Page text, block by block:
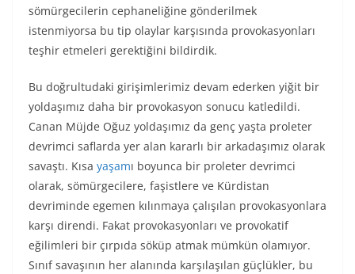
sömürgecilerin cephaneliğine gönderilmek
istenmiyorsa bu tip olaylar karşısında provokasyonları
teşhir etmeleri gerektiğini bildirdik.
Bu doğrultudaki girişimlerimiz devam ederken yiğit bir
yoldaşımız daha bir provokasyon sonucu katledildi.
Canan Müjde Oğuz yoldaşımız da genç yaşta proleter
devrimci saflarda yer alan kararlı bir arkadaşımız olarak
savaştı. Kısa yaşamı boyunca bir proleter devrimci
olarak, sömürgecilere, faşistlere ve Kürdistan
devriminde egemen kılınmaya çalışılan provokasyonlara
karşı direndi. Fakat provokasyonları ve provokatif
eğilimleri bir çırpıda söküp atmak mümkün olamıyor.
Sınıf savaşının her alanında karşılaşılan güçlükler, bu